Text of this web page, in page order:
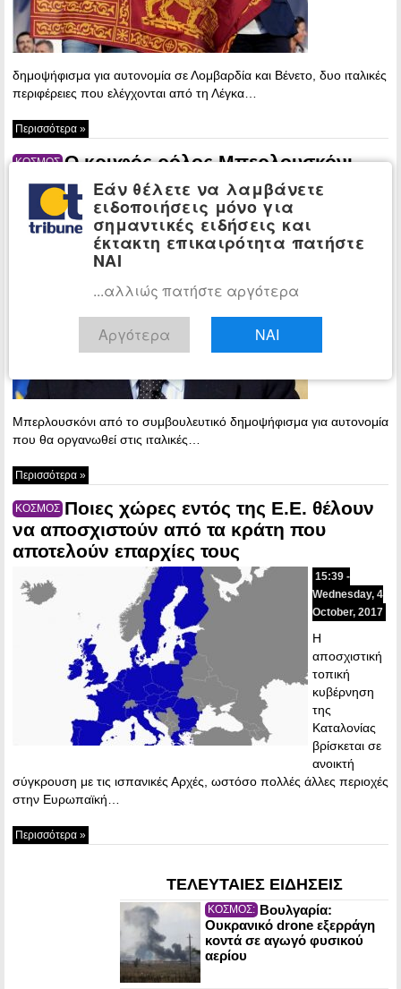
δημοψήφισμα για αυτονομία σε Λομβαρδία και Βένετο, δυο ιταλικές
περιφέρειες που ελέγχονται από τη Λέγκα…
Περισσότερα »
ΚΟΣΜΟΣ Ο κρυφός ρόλος Μπερλουσκόνι
πίσω από τα δημοψηφίσματα για
αυτονομία σε Λομβαρδία και Βένετο
Tuesday, 10
Μπερλουσκόνι από το συμβουλευτικό δημοψήφισμα για αυτονομία
που θα οργανωθεί στις ιταλικές…
Περισσότερα »
ΚΟΣΜΟΣ Ποιες χώρες εντός της Ε.Ε. θέλουν
να αποσχιστούν από τα κράτη που
αποτελούν επαρχίες τους
15:39 -
Wednesday, 4
October, 2017
Η
αποσχιστική
τοπική
κυβέρνηση
της
Καταλονίας
βρίσκεται σε
ανοικτή
σύγκρουση με τις ισπανικές Αρχές, ωστόσο πολλές άλλες περιοχές
στην Ευρωπαϊκή…
Περισσότερα »
ΤΕΛΕΥΤΑΙΕΣ ΕΙΔΗΣΕΙΣ
ΚΟΣΜΟΣ: Βουλγαρία:
Ουκρανικό drone εξερράγη
κοντά σε αγωγό φυσικού
αερίου
Εάν θέλετε να λαμβάνετε
ειδοποιήσεις μόνο για
σημαντικές ειδήσεις και
έκτακτη επικαιρότητα πατήστε
ΝΑΙ
...αλλιώς πατήστε αργότερα
Αργότερα ΝΑΙ